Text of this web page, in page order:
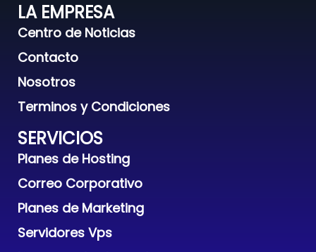
LA EMPRESA
Centro de Noticias
Contacto
Nosotros
Terminos y Condiciones
SERVICIOS
Planes de Hosting
Correo Corporativo
Planes de Marketing
Servidores Vps